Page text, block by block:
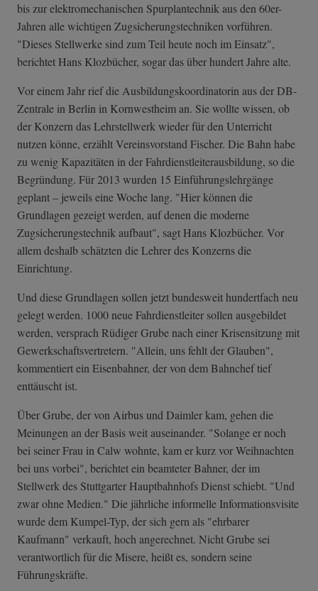
bis zur elektromechanischen Spurplantechnik aus den 60er-
Jahren alle wichtigen Zugsicherungstechniken vorführen.
"Dieses Stellwerke sind zum Teil heute noch im Einsatz",
berichtet Hans Klozbücher, sogar das über hundert Jahre alte.
Vor einem Jahr rief die Ausbildungskoordinatorin aus der DB-
Zentrale in Berlin in Kornwestheim an. Sie wollte wissen, ob
der Konzern das Lehrstellwerk wieder für den Unterricht
nutzen könne, erzählt Vereinsvorstand Fischer. Die Bahn habe
zu wenig Kapazitäten in der Fahrdienstleiterausbildung, so die
Begründung. Für 2013 wurden 15 Einführungslehrgänge
geplant – jeweils eine Woche lang. "Hier können die
Grundlagen gezeigt werden, auf denen die moderne
Zugsicherungstechnik aufbaut", sagt Hans Klozbücher. Vor
allem deshalb schätzten die Lehrer des Konzerns die
Einrichtung.
Und diese Grundlagen sollen jetzt bundesweit hundertfach neu
gelegt werden. 1000 neue Fahrdienstleiter sollen ausgebildet
werden, versprach Rüdiger Grube nach einer Krisensitzung mit
Gewerkschaftsvertretern. "Allein, uns fehlt der Glauben",
kommentiert ein Eisenbahner, der von dem Bahnchef tief
enttäuscht ist.
Über Grube, der von Airbus und Daimler kam, gehen die
Meinungen an der Basis weit auseinander. "Solange er noch
bei seiner Frau in Calw wohnte, kam er kurz vor Weihnachten
bei uns vorbei", berichtet ein beamteter Bahner, der im
Stellwerk des Stuttgarter Hauptbahnhofs Dienst schiebt. "Und
zwar ohne Medien." Die jährliche informelle Informationsvisite
wurde dem Kumpel-Typ, der sich gern als "ehrbarer
Kaufmann" verkauft, hoch angerechnet. Nicht Grube sei
verantwortlich für die Misere, heißt es, sondern seine
Führungskräfte.